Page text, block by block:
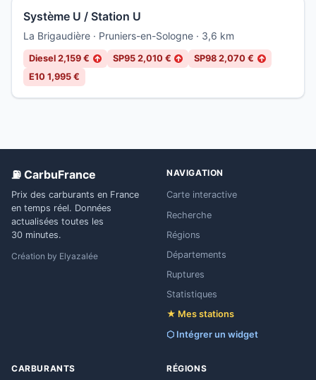
Système U / Station U
La Brigaudière · Pruniers-en-Sologne · 3,6 km
Diesel 2,159 € ↑ SP95 2,010 € ↑ SP98 2,070 € ↑
E10 1,995 €
⛽ CarbuFrance
Prix des carburants en France
en temps réel. Données
actualisées toutes les
30 minutes.
Création by Elyazalée
NAVIGATION
Carte interactive
Recherche
Régions
Départements
Ruptures
Statistiques
★ Mes stations
⬡ Intégrer un widget
CARBURANTS RÉGIONS